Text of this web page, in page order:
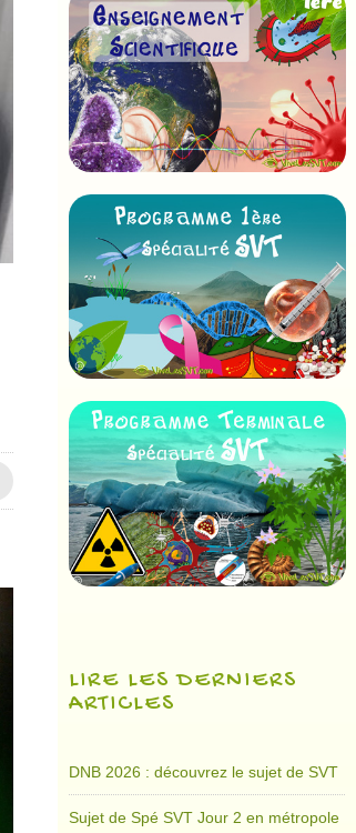
LIRE LES DERNIERS
ARTICLES
DNB 2026 : découvrez le sujet de SVT
Sujet de Spé SVT Jour 2 en métropole